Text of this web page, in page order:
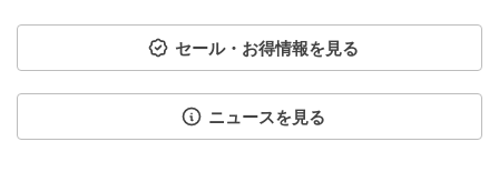
セール・お得情報を見る
ニュースを見る